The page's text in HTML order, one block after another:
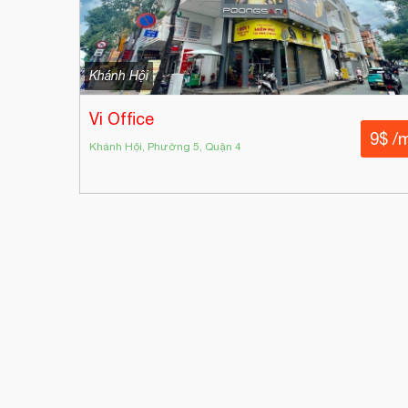
Khánh Hội
Vi Office
Khánh Hội, Phường 5, Quận 4 9$ /